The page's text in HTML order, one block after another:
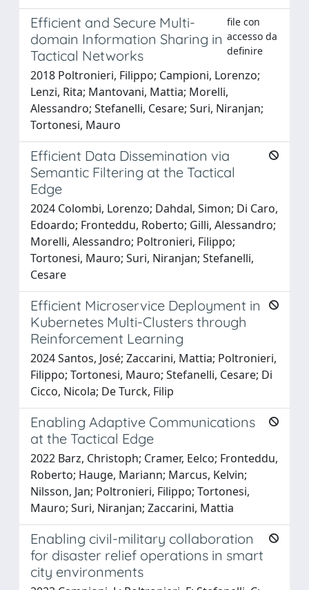
Efficient and Secure Multi-
domain Information Sharing in
Tactical Networks
file con
accesso da
definire
2018 Poltronieri, Filippo; Campioni, Lorenzo;
Lenzi, Rita; Mantovani, Mattia; Morelli,
Alessandro; Stefanelli, Cesare; Suri, Niranjan;
Tortonesi, Mauro
Efficient Data Dissemination via
Semantic Filtering at the Tactical
Edge
2024 Colombi, Lorenzo; Dahdal, Simon; Di Caro,
Edoardo; Fronteddu, Roberto; Gilli, Alessandro;
Morelli, Alessandro; Poltronieri, Filippo;
Tortonesi, Mauro; Suri, Niranjan; Stefanelli,
Cesare
Efficient Microservice Deployment in
Kubernetes Multi-Clusters through
Reinforcement Learning
2024 Santos, José; Zaccarini, Mattia; Poltronieri,
Filippo; Tortonesi, Mauro; Stefanelli, Cesare; Di
Cicco, Nicola; De Turck, Filip
Enabling Adaptive Communications
at the Tactical Edge
2022 Barz, Christoph; Cramer, Eelco; Fronteddu,
Roberto; Hauge, Mariann; Marcus, Kelvin;
Nilsson, Jan; Poltronieri, Filippo; Tortonesi,
Mauro; Suri, Niranjan; Zaccarini, Mattia
Enabling civil-military collaboration
for disaster relief operations in smart
city environments